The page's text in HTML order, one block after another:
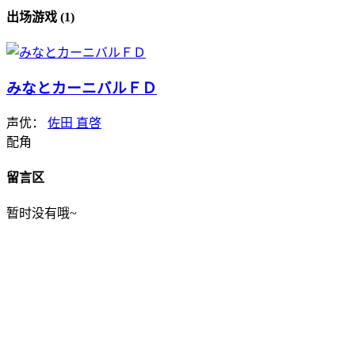
出场游戏 (1)
みなとカーニバルＦＤ
声优： 佐田 直啓
配角
留言区
暂时没有哦~